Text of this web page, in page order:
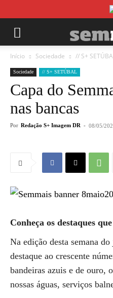
Início Sociedade // S+
Sociedade // S+ SETÚBAL
Capa do
nas bancas
Por Redação S+ Imagem DR - 08/05/
Conheça os destaques
Na edição desta semana
destaque ao crescente
bandeiras azuis e de ouro,
nossas águas, serviços